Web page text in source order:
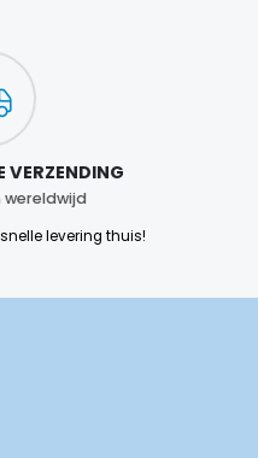
VERZENDING
wereldwijd
levering thuis!